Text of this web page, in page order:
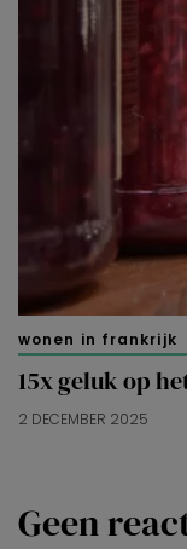
wonen in frankrijk
15x geluk op
2 DECEMBER 2025
Geen